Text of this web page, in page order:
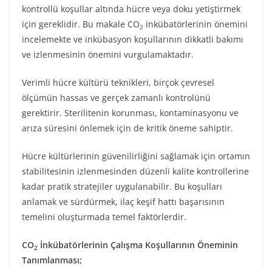
kontrollü koşullar altında hücre veya doku yetiştirmek
için gereklidir. Bu makale CO2 inkübatörlerinin önemini
incelemekte ve inkübasyon koşullarının dikkatli bakımı
ve izlenmesinin önemini vurgulamaktadır.
Verimli hücre kültürü teknikleri, birçok çevresel
ölçümün hassas ve gerçek zamanlı kontrolünü
gerektirir. Sterilitenin korunması, kontaminasyonu ve
arıza süresini önlemek için de kritik öneme sahiptir.
Hücre kültürlerinin güvenilirliğini sağlamak için ortamın
stabilitesinin izlenmesinden düzenli kalite kontrollerine
kadar pratik stratejiler uygulanabilir. Bu koşulları
anlamak ve sürdürmek, ilaç keşif hattı başarısının
temelini oluşturmada temel faktörlerdir.
CO2 İnkübatörlerinin Çalışma Koşullarının Öneminin
Tanımlanması;